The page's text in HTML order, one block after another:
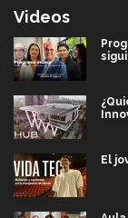
Videos
El